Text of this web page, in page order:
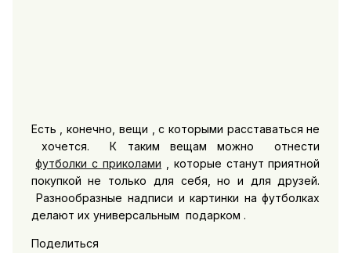
Есть , конечно, вещи , с которыми расставаться не
хочется. К таким вещам можно отнести
футболки с приколами , которые станут приятной
покупкой не только для себя, но и для друзей.
Разнообразные надписи и картинки на футболках
делают их универсальным подарком .
Поделиться